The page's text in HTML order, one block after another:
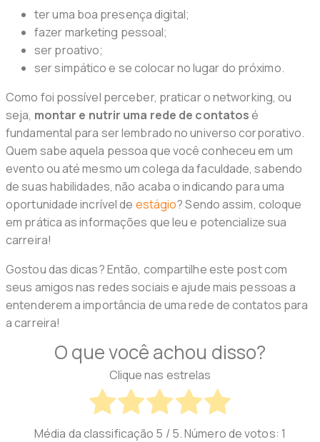
ter uma boa presença digital;
fazer marketing pessoal;
ser proativo;
ser simpático e se colocar no lugar do próximo.
Como foi possível perceber, praticar o networking, ou
seja, montar e nutrir uma rede de contatosé
fundamental para ser lembrado no universo corporativo.
Quem sabe aquela pessoa que você conheceu em um
evento ou até mesmo um colega da faculdade, sabendo
de suas habilidades, não acaba o indicando para uma
oportunidade incrível de estágio? Sendo assim, coloque
em prática as informações que leu e potencialize sua
carreira!
Gostou das dicas? Então, compartilhe este post com
seus amigos nas redes sociais e ajude mais pessoas a
entenderem a importância de uma rede de contatos para
a carreira!
O que você achou disso?
Clique nas estrelas
Média da classificação 5 / 5. Número de votos: 1